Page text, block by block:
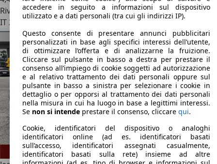
Rivenditore
IT 26022
Costa Sant'abramo - Cremona - Cr
accedere in seguito a informazioni sul dispositivo
utilizzato e a dati personali (tra cui gli indirizzi IP).
Questo consente di presentare annunci pubblicitari
personalizzati in base agli specifici interessi dell’utente,
di ottimizzare l’offerta e di analizzarne la fruizione.
Cliccare sul pulsante in basso a destra per prestare il
consenso all’impiego di cookie soggetti ad autorizzazione
e al relativo trattamento dei dati personali oppure sul
pulsante in basso a sinistra per selezionare i cookie in
dettaglio o per opporsi al trattamento dei dati personali
nella misura in cui ha luogo in base a legittimi interessi.
Se non si intende prestare il consenso, cliccare qui.
Cookie, identificatori del dispositivo o analoghi
identificatori online (ad es. identificatori basati
sull’accesso, identificatori assegnati casualmente,
identificatori basati sulla rete) insieme ad altre